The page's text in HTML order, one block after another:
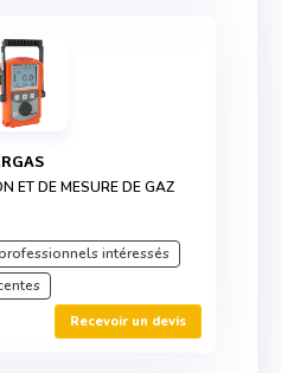
ET DE MESURE DE GAZ
intéressés
Recevoir un devis